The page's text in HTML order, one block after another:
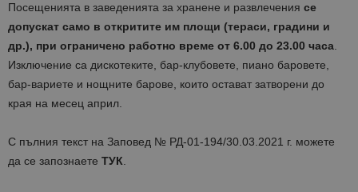
Посещенията в заведенията за хранене и развлечения се
допускат само в откритите им площи (тераси, градини и
др.), при ограничено работно време от 6.00 до 23.00 часа.
Изключение са дискотеките, бар-клубовете, пиано баровете,
бар-вариете и нощните барове, които остават затворени до
края на месец април.
С пълния текст на Заповед № РД-01-194/30.03.2021 г. можете
да се запознаете ТУК.